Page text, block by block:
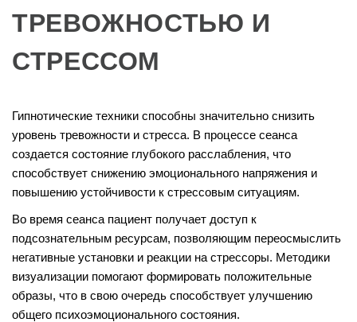
ТРЕВОЖНОСТЬЮ И
СТРЕССОМ
Гипнотические техники способны значительно снизить
уровень тревожности и стресса. В процессе сеанса
создается состояние глубокого расслабления, что
способствует снижению эмоционального напряжения и
повышению устойчивости к стрессовым ситуациям.
Во время сеанса пациент получает доступ к
подсознательным ресурсам, позволяющим переосмыслить
негативные установки и реакции на стрессоры. Методики
визуализации помогают формировать положительные
образы, что в свою очередь способствует улучшению
общего психоэмоционального состояния.